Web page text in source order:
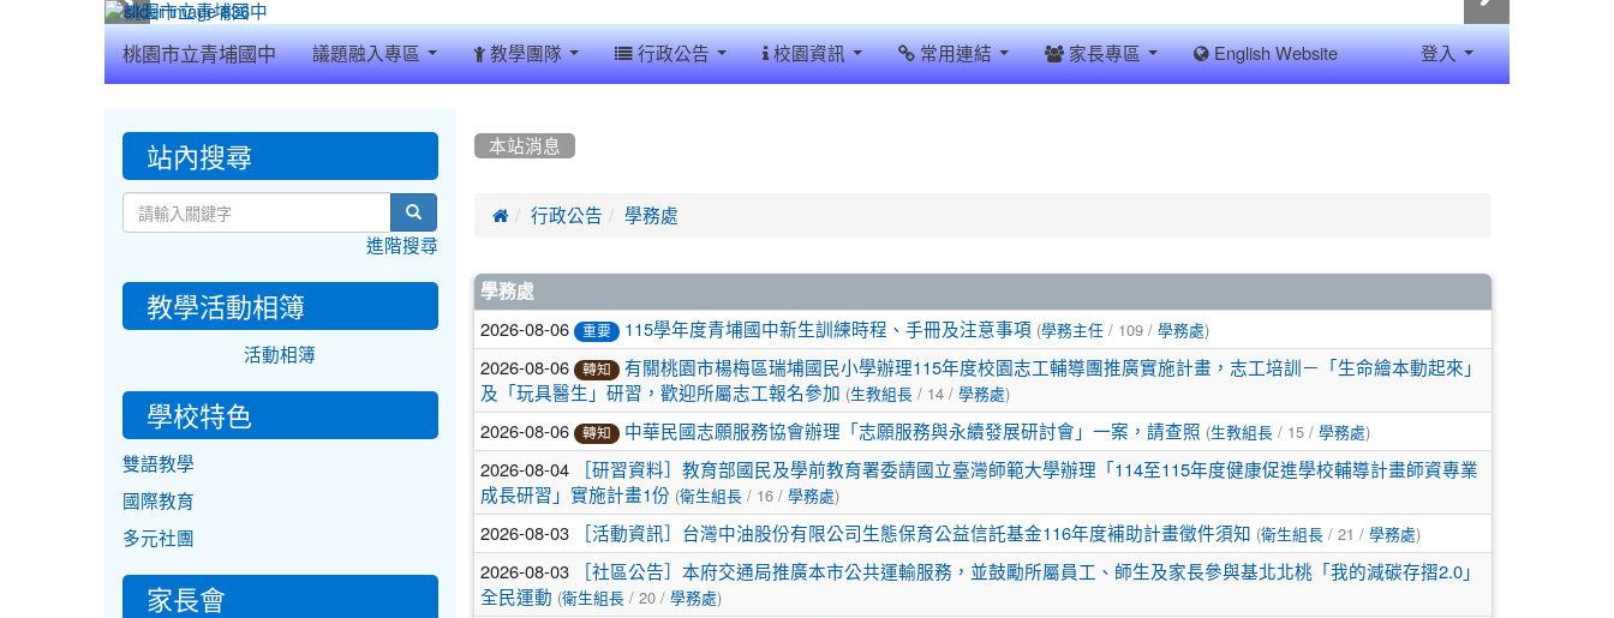
桃園市立青埔國中 議題融入專區 教學團隊 行政公告 校園資訊 常用連結 家長專區 English Website 登入
本站消息
 行政公告 學務處
文
章
列
表
學務處
2026-08-06 重要 115學年度青埔國中新生訓練時程、手冊及注意事項 (學務主任/ 109 / 學務處)
2026-08-06 轉知
有關桃園市楊梅區瑞埔國民小學辦理115年度校園志工輔導團推廣實施計畫，志工培訓－「生命繪本動起來」
及「玩具醫生」研習，歡迎所屬志工報名參加 (生教組長/ 14 / 學務處)
2026-08-06 轉知 中華民國志願服務協會辦理「志願服務與永續發展研討會」一案，請查照 (生教組長/ 15 / 學務處)
2026-08-04
［研習資料］教育部國民及學前教育署委請國立臺灣師範大學辦理「114至115年度健康促進學校輔導計畫師資專業
成長研習」實施計畫1份 (衛生組長/ 16 / 學務處)
2026-08-03 ［活動資訊］台灣中油股份有限公司生態保育公益信託基金116年度補助計畫徵件須知 (衛生組長/ 21 / 學務處)
2026-08-03
［社區公告］本府交通局推廣本市公共運輸服務，並鼓勵所屬員工、師生及家長參與基北北桃「我的減碳存摺2.0」
全民運動 (衛生組長/ 20 / 學務處)
::: 站內搜尋
search
進階搜尋
教學活動相簿
活動相簿
學校特色
雙語教學
國際教育
多元社團
家長會